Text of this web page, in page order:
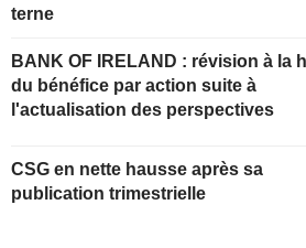
terne
BANK OF IRELAND : révision à la hausse
du bénéfice par action suite à
l'actualisation des perspectives
CSG en nette hausse après sa
publication trimestrielle